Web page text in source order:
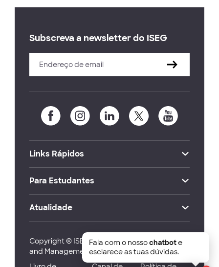
Subscreva a newsletter do ISEG
Links Rápidos
Para Estudantes
Atualidade
Copyright © ISEG Lisbon School of Economics
and Management 2026
Fala com o nossochatbote
esclarece as tuas dúvidas.